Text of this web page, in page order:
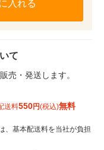
入れる
て
売・発送します。
送料550円(税込)無料
、基本配送料を当社が負担